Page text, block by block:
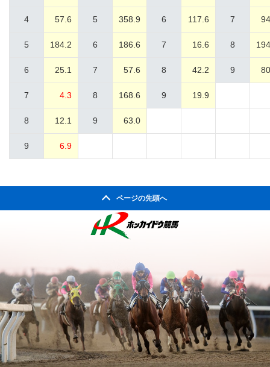
4 57.6 5 358.9 6 117.6 7
5 184.2 6 186.6 7 16.6 8
6 25.1 7 57.6 8 42.2 9
7 4.3 8 168.6 9 19.9
8 12.1 9 63.0
9 6.9
ページの先頭へ